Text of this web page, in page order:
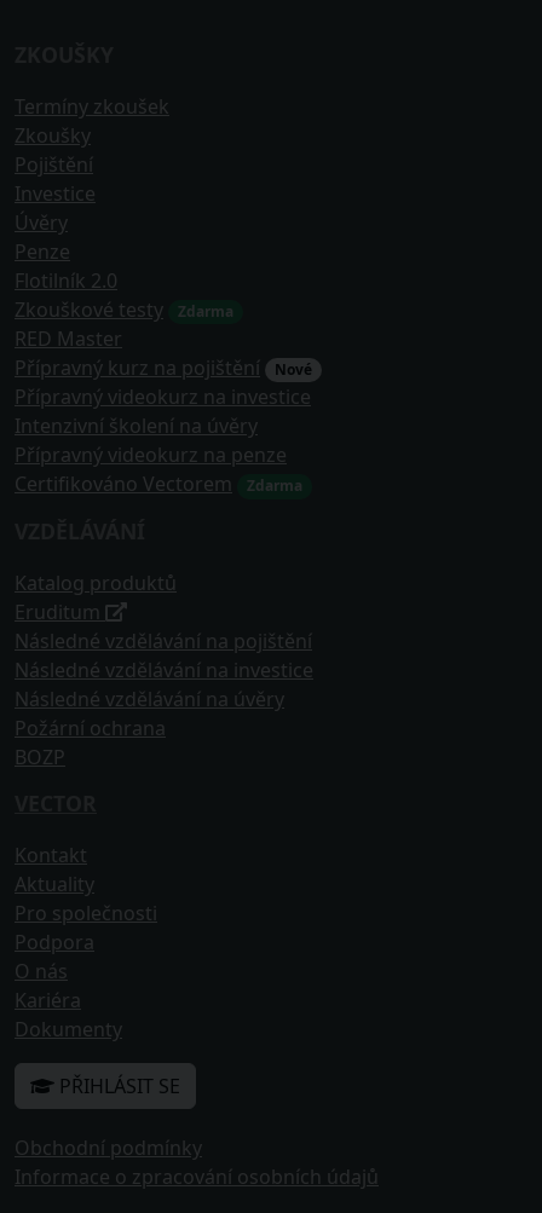
Termíny zkoušek
Zkoušky
Pojištění
Investice
Úvěry
Penze
Flotilník 2.0
Zkouškové testy
Zdarma
RED Master
Přípravný kurz na pojištění
Nové
Přípravný videokurz na investice
Intenzivní školení na úvěry
Přípravný videokurz na penze
Certifikováno Vectorem
Zdarma
Katalog produktů
Eruditum
Následné vzdělávání na pojištění
Následné vzdělávání na investice
Následné vzdělávání na úvěry
Požární ochrana
BOZP
Kontakt
Aktuality
Pro společnosti
Podpora
O nás
Kariéra
Dokumenty
PŘIHLÁSIT SE
Obchodní podmínky
Informace o zpracování osobních údajů